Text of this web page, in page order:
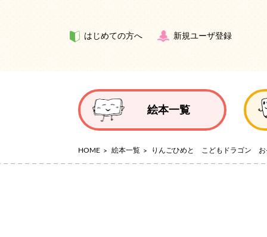
はじめての方へ 新規ユーザ登録
絵本一覧
HOME 絵本一覧 りんごひめと こどもドラゴン